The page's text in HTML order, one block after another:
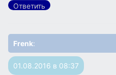
Ответить
Frenk:
01.08.2016 в 08:37